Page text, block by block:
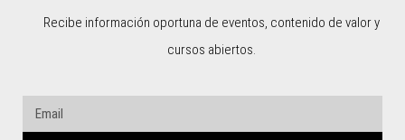
Recibe información oportuna de eventos, contenido de valor y
cursos abiertos.